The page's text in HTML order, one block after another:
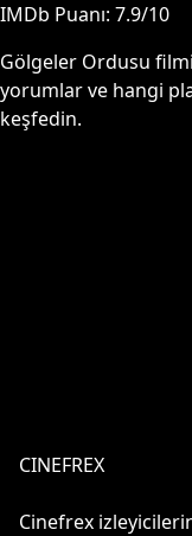
IMDb Puanı: 7.9/10
Gölgeler Ordusu
yorumlar ve hangi
keşfedin.
CINEFREX
Cinefrex